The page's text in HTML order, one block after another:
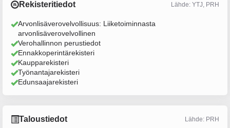
Rekisteritiedot Lähde: YTJ, PRH
Arvonlisäverovelvollisuus: Liiketoiminnasta
arvonlisäverovelvollinen
Verohallinnon perustiedot
Ennakkoperintärekisteri
Kaupparekisteri
Työnantajarekisteri
Edunsaajarekisteri
Taloustiedot Lähde: PRH